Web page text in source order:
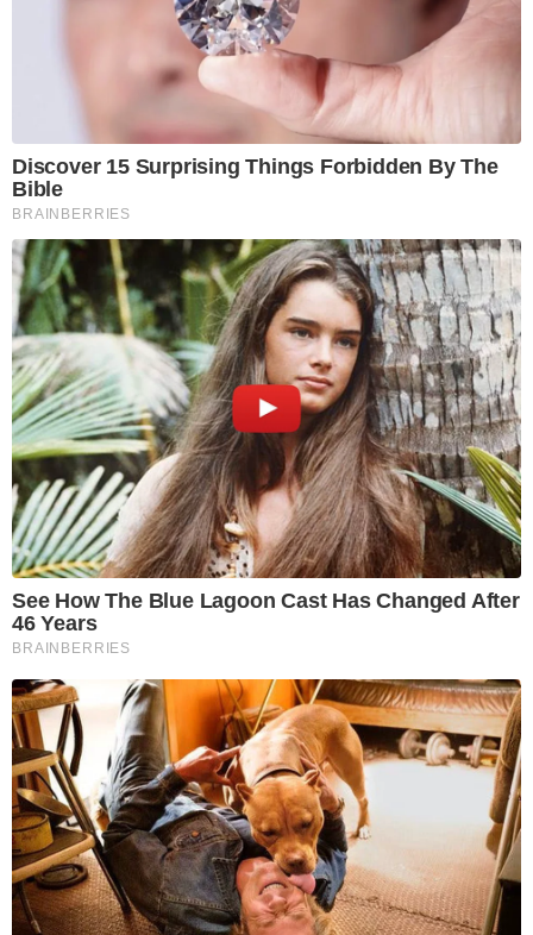
Discover 15 Surprising Things Forbidden By The
Bible
BRAINBERRIES
See How The Blue Lagoon Cast Has Changed After
46 Years
BRAINBERRIES